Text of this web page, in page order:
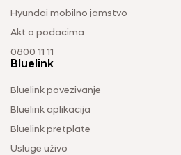
Hyundai mobilno jamstvo
Akt o podacima
0800 11 11
Bluelink
Bluelink povezivanje
Bluelink aplikacija
Bluelink pretplate
Usluge uživo